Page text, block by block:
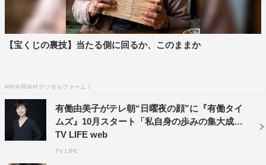
【宝くじの裏技】当たる側に回るか、このままか
PR(合同会社デジタルファーム )
有働由美子がテレ朝“日曜夜の顔”に『有働タイ
ムズ』10月スタート「私自身の歩みの集大成」 |
TV LIFE web
TV LIFE